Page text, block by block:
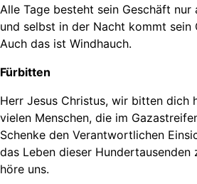
Alle Tage besteht sein Geschäft nur
und selbst in der Nacht kommt sein
Auch das ist Windhauch.
Fürbitten
Herr Jesus Christus, wir bitten dich
vielen Menschen, die im
Schenke den Verantwortlichen
das Leben dieser Hundertausenden
höre uns.